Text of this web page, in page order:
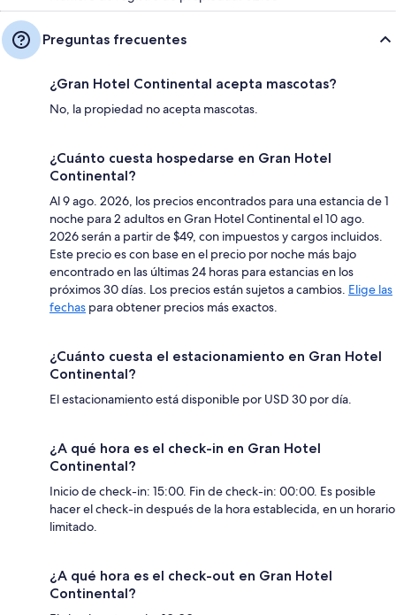
Preguntas frecuentes
¿Gran Hotel Continental acepta mascotas?
No, la propiedad no acepta mascotas.
¿Cuánto cuesta hospedarse en Gran Hotel
Continental?
Al 9 ago. 2026, los precios encontrados para una estancia de 1
noche para 2 adultos en Gran Hotel Continental el 10 ago.
2026 serán a partir de $49, con impuestos y cargos incluidos.
Este precio es con base en el precio por noche más bajo
encontrado en las últimas 24 horas para estancias en los
próximos 30 días. Los precios están sujetos a cambios. Elige las
fechas para obtener precios más exactos.
¿Cuánto cuesta el estacionamiento en Gran Hotel
Continental?
El estacionamiento está disponible por USD 30 por día.
¿A qué hora es el check-in en Gran Hotel
Continental?
Inicio de check-in: 15:00. Fin de check-in: 00:00. Es posible
hacer el check-in después de la hora establecida, en un horario
limitado.
¿A qué hora es el check-out en Gran Hotel
Continental?